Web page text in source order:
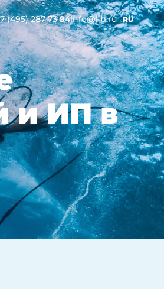
(495) 287 73 94info@l-b.ru RU
и ИП в